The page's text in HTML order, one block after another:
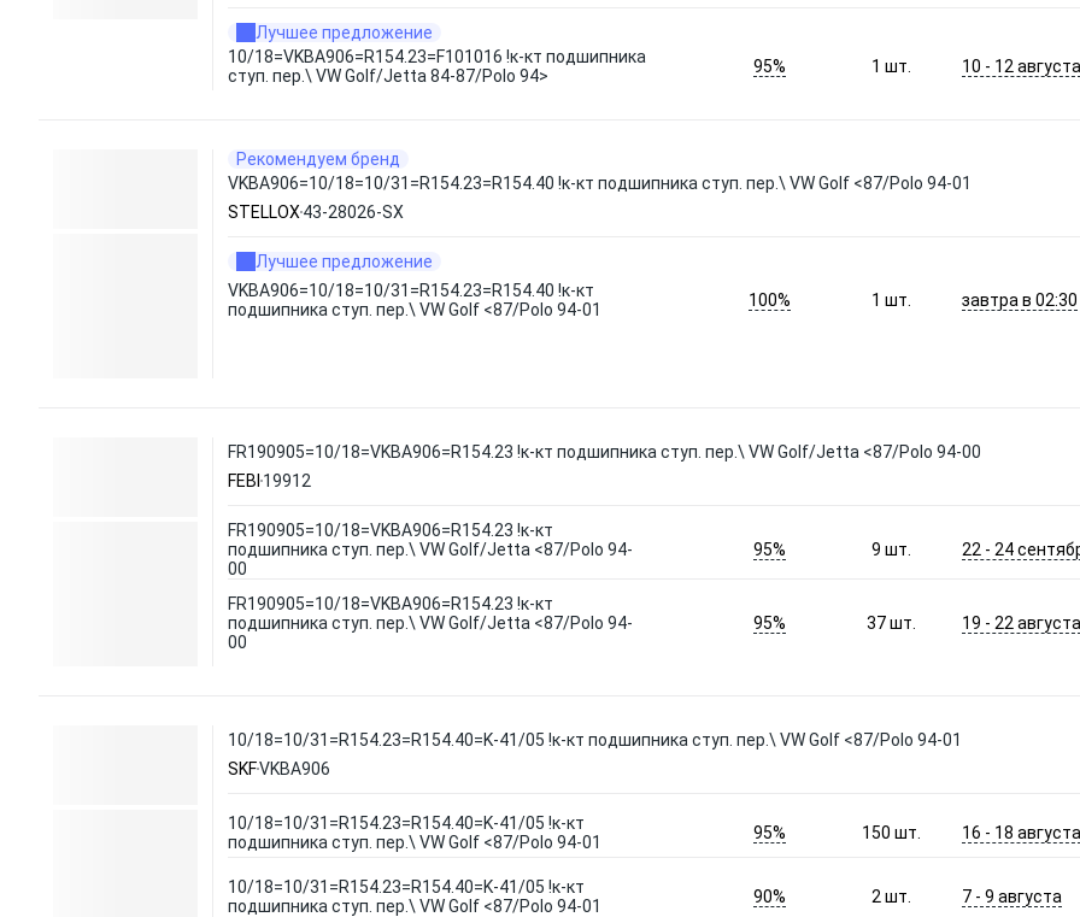
Лучшее предложение
10/18=VKBA906=R154.23=F101016 !к-кт подшипника
ступ. пер.\ VW Golf/Jetta 84-87/Polo 94>
95% 1шт. 10 - 12 августа
Рекомендуем бренд
VKBA906=10/18=10/31=R154.23=R154.40 !к-кт подшипника ступ. пер.\ VW Golf <87/Polo 94-01
STELLOX 43-28026-SX
Лучшее предложение
VKBA906=10/18=10/31=R154.23=R154.40 !к-кт
подшипника ступ. пер.\ VW Golf <87/Polo 94-01
100% 1шт. завтра в 02:30
FR190905=10/18=VKBA906=R154.23 !к-кт подшипника ступ. пер.\ VW Golf/Jetta <87/Polo 94-00
FEBI 19912
FR190905=10/18=VKBA906=R154.23 !к-кт
подшипника ступ. пер.\ VW Golf/Jetta <87/Polo 94-
00
95% 9шт. 22 - 24
FR190905=10/18=VKBA906=R154.23 !к-кт
подшипника ступ. пер.\ VW Golf/Jetta <87/Polo 94-
00
95% 37шт. 19 - 22 августа
10/18=10/31=R154.23=R154.40=K-41/05 !к-кт подшипника ступ. пер.\ VW Golf <87/Polo 94-01
SKFVKBA906
10/18=10/31=R154.23=R154.40=K-41/05 !к-кт
подшипника ступ. пер.\ VW Golf <87/Polo 94-01
95% 150шт. 16 - 18 августа
10/18=10/31=R154.23=R154.40=K-41/05 !к-кт
подшипника ступ. пер.\ VW Golf <87/Polo 94-01
90% 2шт. 7 - 9 августа